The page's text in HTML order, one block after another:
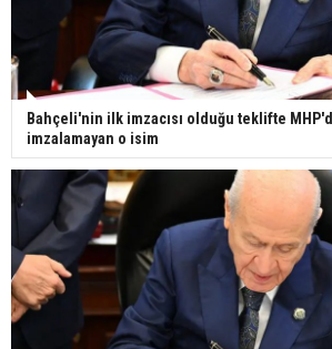
Bahçeli'nin ilk imzacısı olduğu teklifte
imzalamayan o isim